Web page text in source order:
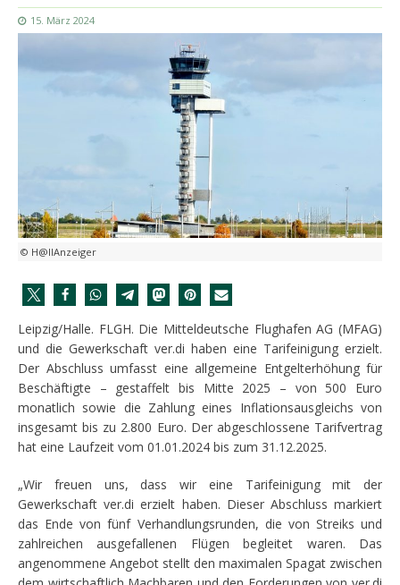
15. März 2024
© H@llAnzeiger
Leipzig/Halle. FLGH. Die Mitteldeutsche Flughafen AG (MFAG)
und die Gewerkschaft ver.di haben eine Tarifeinigung erzielt.
Der Abschluss umfasst eine allgemeine Entgelterhöhung für
Beschäftigte – gestaffelt bis Mitte 2025 – von 500 Euro
monatlich sowie die Zahlung eines Inflationsausgleichs von
insgesamt bis zu 2.800 Euro. Der abgeschlossene Tarifvertrag
hat eine Laufzeit vom 01.01.2024 bis zum 31.12.2025.
„Wir freuen uns, dass wir eine Tarifeinigung mit der
Gewerkschaft ver.di erzielt haben. Dieser Abschluss markiert
das Ende von fünf Verhandlungsrunden, die von Streiks und
zahlreichen ausgefallenen Flügen begleitet waren. Das
angenommene Angebot stellt den maximalen Spagat zwischen